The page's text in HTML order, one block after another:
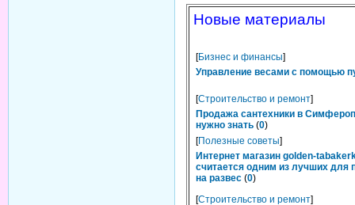
Новые материалы
[Бизнес и финансы]
Управление весами с помощью
[Строительство и ремонт]
Продажа сантехники в
нужно знать (0)
[Полезные советы]
Интернет магазин golden-
считается одним из лучших для
на развес (0)
[Строительство и ремонт]